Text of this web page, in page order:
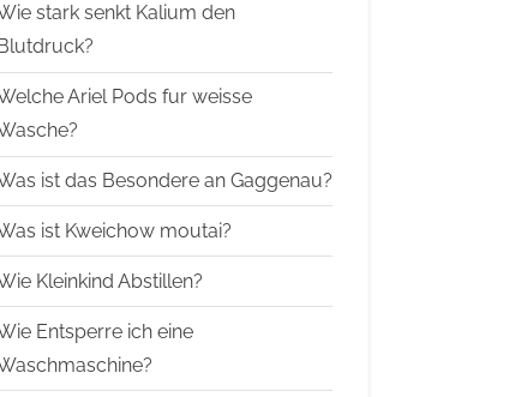
stark senkt Kalium den
Blutdruck?
Ariel Pods fur weisse
ist das Besondere an Gaggenau?
ist Kweichow moutai?
Kleinkind Abstillen?
Entsperre ich eine